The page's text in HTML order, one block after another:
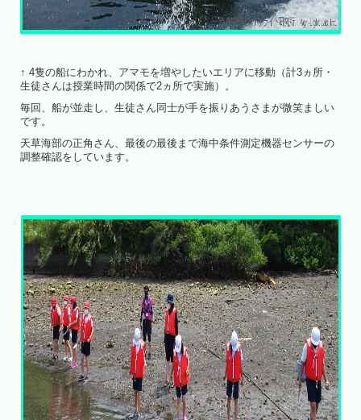
↑ 4隻の船にわかれ、アマモを増やしたいエリアに移動（計3ヵ所・
生徒さんは授業時間の関係で2ヵ所で実施）。
毎回、船が並走し、生徒さん同士が手を振りあうさまが微笑ましい
です。
天草海部の正角さん、最後の最後まで海中条件測定機器センサーの
調整確認をしています。